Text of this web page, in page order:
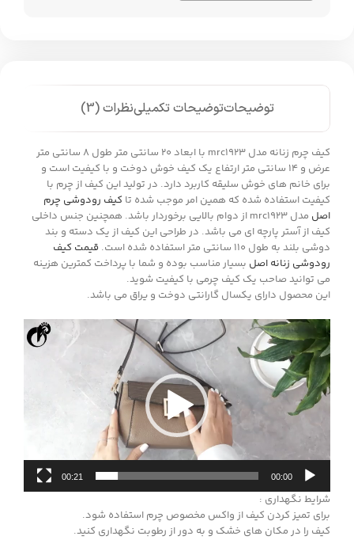
توضیحاتتوضیحات تکمیلینظرات (3)
کیف چرم زنانه مدل mrc1923 با ابعاد 20 سانتی متر طول 8 سانتی متر
عرض و 14 سانتی متر ارتفاع یک کیف خوش دوخت و با کیفیت است و
برای خانم های خوش سلیقه کاربرد دارد. در تولید این کیف از چرم با
کیفیت استفاده شده که همین امر موجب شده تا کیف رودوشی چرم
اصل
مدل mrc1923 از دوام بالایی برخوردار باشد. همچنین جنس داخلی
کیف از آستر پارچه ای می باشد. در طراحی این کیف از یک دسته و بند
دوشی بلند به طول 110 سانتی متر استفاده شده است.
قیمت کیف
رودوشی زنانه اصل بسیار مناسب بوده و شما با پرداخت کمترین هزینه
می توانید صاحب یک کیف چرمی با کیفیت شوید.
این محصول دارای یکسال گارانتی دوخت و یراق می باشد.
نمایشگر
ویدیو
00:00
00:21
شرایط نگهداری :
برای تمیز کردن کیف از واکس مخصوص چرم استفاده شود.
کیف را در مکان های خشک و به دور از رطوبت نگهداری کنید.